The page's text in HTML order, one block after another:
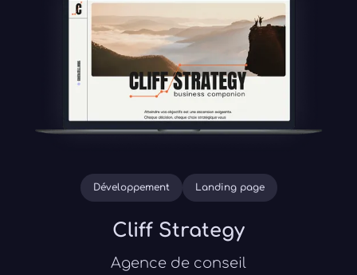
Développement Landing page
Cliff Strategy
Agence de conseil